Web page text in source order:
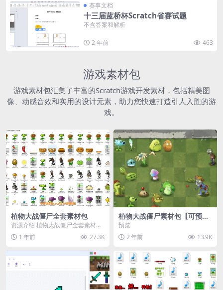
赛事文档
十三届蓝桥杯Scratch省赛试题
不含答案和解析
2 年前 463
游戏素材包
游戏素材包汇集了丰富的Scratch游戏开发素材，包括精美图
像、动感音效和实用的设计元素，助力您快速打造引人入胜的游
戏。
植物大战僵尸全套素材包
资源介绍 植物大战僵尸全套素材
包，包含227个丰富多样的素材，
涵盖角色、背景、动...
1 年前 27.3K
植物大战僵尸素材包【可预
览】
预览
2 年前
13.9K